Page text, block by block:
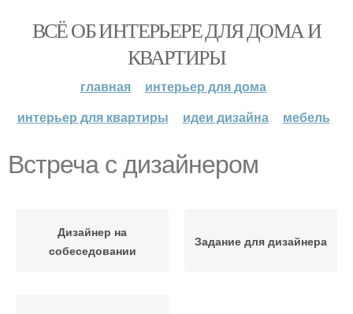
ВСЁ ОБ ИНТЕРЬЕРЕ ДЛЯ ДОМА И
КВАРТИРЫ
главная
интерьер для дома
интерьер для квартиры
идеи дизайна мебель
Встреча с дизайнером
Дизайнер на
собеседовании
Задание для дизайнера